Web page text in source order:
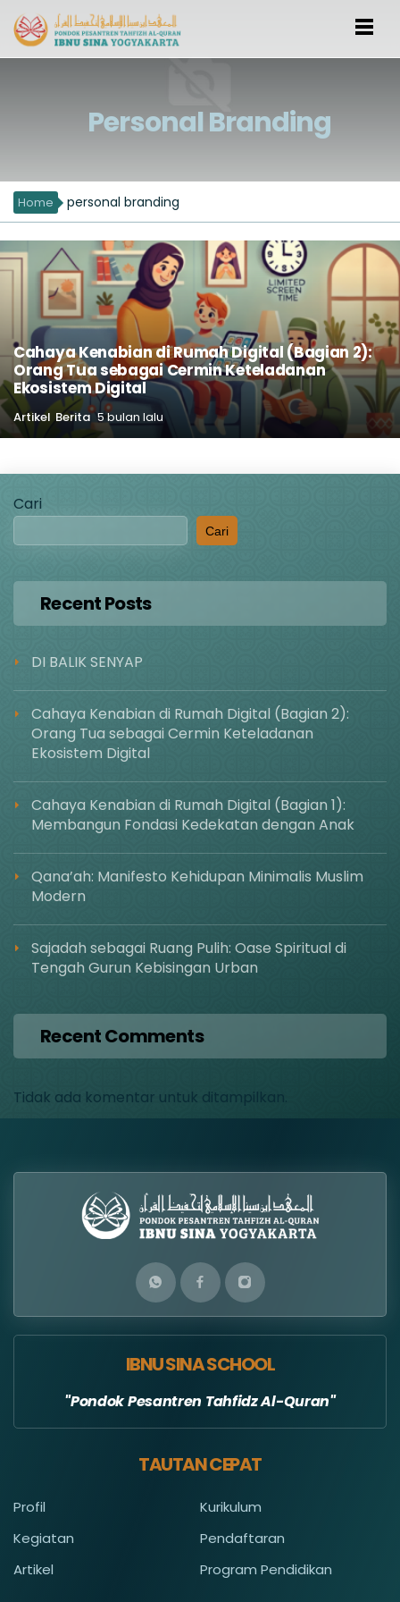
Personal Branding
Home personal branding
Cari
Cari
Recent Posts
DI BALIK SENYAP
Cahaya Kenabian di Rumah Digital (Bagian 2):
Orang Tua sebagai Cermin Keteladanan
Ekosistem Digital
Cahaya Kenabian di Rumah Digital (Bagian 1):
Membangun Fondasi Kedekatan dengan Anak
Qana’ah: Manifesto Kehidupan Minimalis Muslim
Modern
Sajadah sebagai Ruang Pulih: Oase Spiritual di
Tengah Gurun Kebisingan Urban
Recent Comments
Tidak ada komentar untuk ditampilkan.
Cahaya Kenabian di Rumah Digital (Bagian 2):
Orang Tua sebagai Cermin Keteladanan
Ekosistem Digital
Artikel Berita 5 bulan lalu
IBNU SINA SCHOOL
Pondok Pesantren Tahfidz Al-Quran
TAUTAN CEPAT
Profil
Kurikulum
Kegiatan
Pendaftaran
Artikel
Program Pendidikan